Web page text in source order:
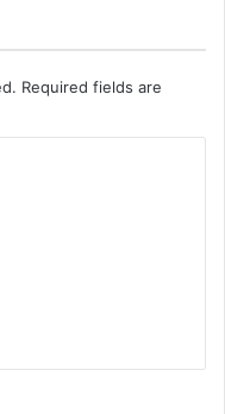
Required fields are